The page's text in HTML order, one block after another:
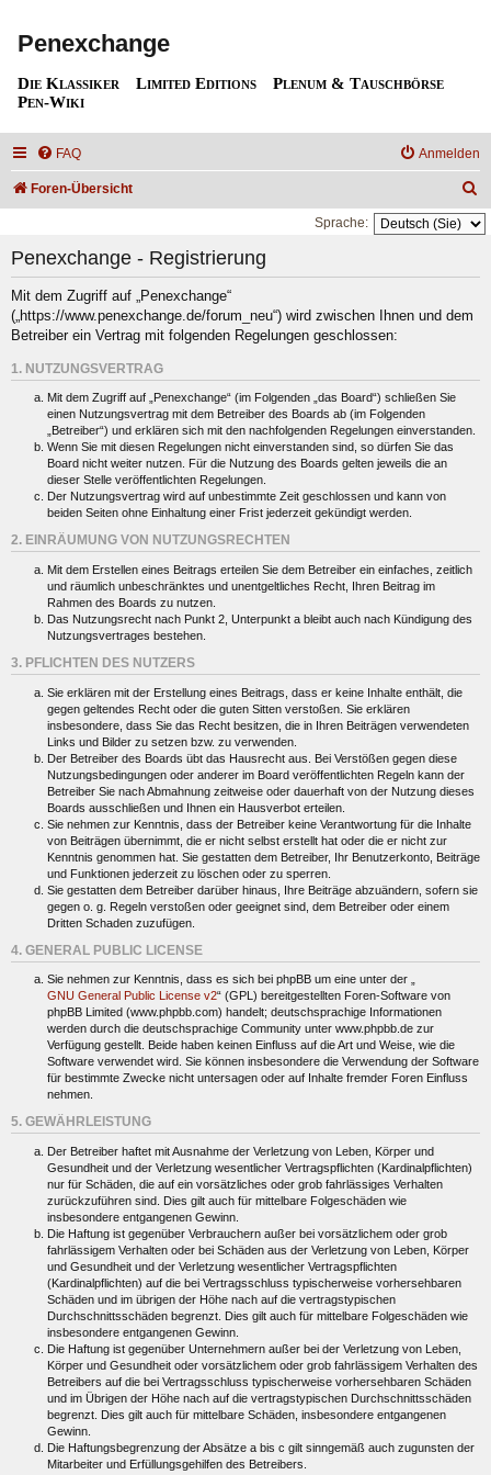
Penexchange
Die Klassiker Limited Editions
Plenum & Tauschbörse
Pen-Wiki
FAQ Anmelden
Foren-Übersicht
u
h
Sprache:
Penexchange - Registrierung
Mit dem Zugriff auf „Penexchange“
(„https://www.penexchange.de/forum_neu“) wird zwischen Ihnen und dem
Betreiber ein Vertrag mit folgenden Regelungen geschlossen:
1. NUTZUNGSVERTRAG
Mit dem Zugriff auf „Penexchange“ (im Folgenden „das Board“) schließen Sie
einen Nutzungsvertrag mit dem Betreiber des Boards ab (im Folgenden
„Betreiber“) und erklären sich mit den nachfolgenden Regelungen einverstanden.
Wenn Sie mit diesen Regelungen nicht einverstanden sind, so dürfen Sie das
Board nicht weiter nutzen. Für die Nutzung des Boards gelten jeweils die an
dieser Stelle veröffentlichten Regelungen.
Der Nutzungsvertrag wird auf unbestimmte Zeit geschlossen und kann von
beiden Seiten ohne Einhaltung einer Frist jederzeit gekündigt werden.
2. EINRÄUMUNG VON NUTZUNGSRECHTEN
Mit dem Erstellen eines Beitrags erteilen Sie dem Betreiber ein einfaches, zeitlich
und räumlich unbeschränktes und unentgeltliches Recht, Ihren Beitrag im
Rahmen des Boards zu nutzen.
Das Nutzungsrecht nach Punkt 2, Unterpunkt a bleibt auch nach Kündigung des
Nutzungsvertrages bestehen.
3. PFLICHTEN DES NUTZERS
Sie erklären mit der Erstellung eines Beitrags, dass er keine Inhalte enthält, die
gegen geltendes Recht oder die guten Sitten verstoßen. Sie erklären
insbesondere, dass Sie das Recht besitzen, die in Ihren Beiträgen verwendeten
Links und Bilder zu setzen bzw. zu verwenden.
Der Betreiber des Boards übt das Hausrecht aus. Bei Verstößen gegen diese
Nutzungsbedingungen oder anderer im Board veröffentlichten Regeln kann der
Betreiber Sie nach Abmahnung zeitweise oder dauerhaft von der Nutzung dieses
Boards ausschließen und Ihnen ein Hausverbot erteilen.
Sie nehmen zur Kenntnis, dass der Betreiber keine Verantwortung für die Inhalte
von Beiträgen übernimmt, die er nicht selbst erstellt hat oder die er nicht zur
Kenntnis genommen hat. Sie gestatten dem Betreiber, Ihr Benutzerkonto, Beiträge
und Funktionen jederzeit zu löschen oder zu sperren.
Sie gestatten dem Betreiber darüber hinaus, Ihre Beiträge abzuändern, sofern sie
gegen o. g. Regeln verstoßen oder geeignet sind, dem Betreiber oder einem
Dritten Schaden zuzufügen.
4. GENERAL PUBLIC LICENSE
Sie nehmen zur Kenntnis, dass es sich bei phpBB um eine unter der „
GNU General Public License v2“ (GPL) bereitgestellten Foren-Software von
phpBB Limited (www.phpbb.com) handelt; deutschsprachige Informationen
werden durch die deutschsprachige Community unter www.phpbb.de zur
Verfügung gestellt. Beide haben keinen Einfluss auf die Art und Weise, wie die
Software verwendet wird. Sie können insbesondere die Verwendung der Software
für bestimmte Zwecke nicht untersagen oder auf Inhalte fremder Foren Einfluss
nehmen.
5. GEWÄHRLEISTUNG
Der Betreiber haftet mit Ausnahme der Verletzung von Leben, Körper und
Gesundheit und der Verletzung wesentlicher Vertragspflichten (Kardinalpflichten)
nur für Schäden, die auf ein vorsätzliches oder grob fahrlässiges Verhalten
zurückzuführen sind. Dies gilt auch für mittelbare Folgeschäden wie
insbesondere entgangenen Gewinn.
Die Haftung ist gegenüber Verbrauchern außer bei vorsätzlichem oder grob
fahrlässigem Verhalten oder bei Schäden aus der Verletzung von Leben, Körper
und Gesundheit und der Verletzung wesentlicher Vertragspflichten
(Kardinalpflichten) auf die bei Vertragsschluss typischerweise vorhersehbaren
Schäden und im übrigen der Höhe nach auf die vertragstypischen
Durchschnittsschäden begrenzt. Dies gilt auch für mittelbare Folgeschäden wie
insbesondere entgangenen Gewinn.
Die Haftung ist gegenüber Unternehmern außer bei der Verletzung von Leben,
Körper und Gesundheit oder vorsätzlichem oder grob fahrlässigem Verhalten des
Betreibers auf die bei Vertragsschluss typischerweise vorhersehbaren Schäden
und im Übrigen der Höhe nach auf die vertragstypischen Durchschnittsschäden
begrenzt. Dies gilt auch für mittelbare Schäden, insbesondere entgangenen
Gewinn.
Die Haftungsbegrenzung der Absätze a bis c gilt sinngemäß auch zugunsten der
Mitarbeiter und Erfüllungsgehilfen des Betreibers.